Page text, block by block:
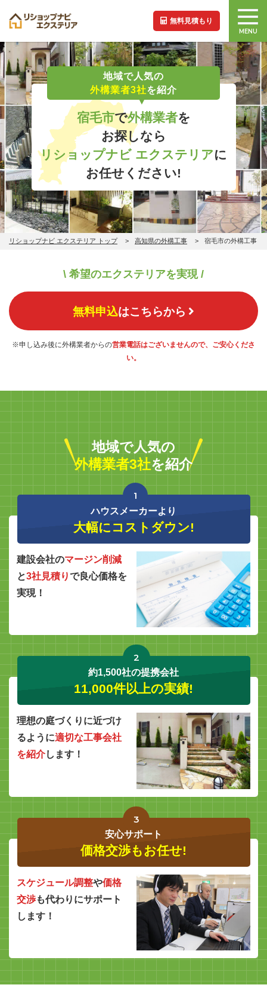
無料見積もり
MENU
地域で人気の
外構業者3社を紹介
宿毛市で外構業者を
お探しなら
リショップナビ エクステリアに
お任せください!
リショップナビ エクステリア トップ 高知県の外構工事 宿毛市の外構工事
\ 希望のエクステリアを実現 /
無料申込はこちらから
※申し込み後に外構業者からの営業電話はございませんので、ご安心くださ
い。
地域で人気の
外構業者3社を紹介
1
ハウスメーカーより
大幅にコストダウン!
建設会社のマージン削減
と3社見積りで良心価格を
実現！
2
約1,500社の提携会社
11,000件以上の実績!
理想の庭づくりに近づけ
るように適切な工事会社
を紹介します！
3
安心サポート
価格交渉もお任せ!
スケジュール調整や価格
交渉も代わりにサポート
します！